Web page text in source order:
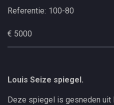
Referentie: 100-80
€ 5000
Louis Seize spiegel.
Deze spiegel is gesneden uit